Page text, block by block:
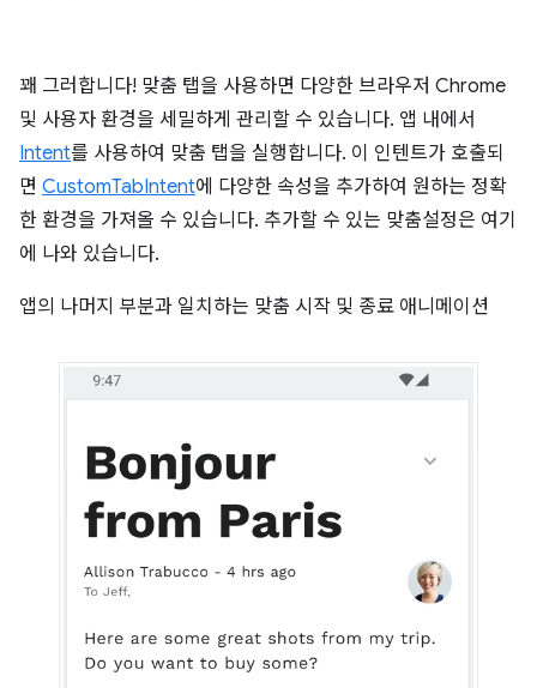
꽤 그러합니다! 맞춤 탭을 사용하면 다양한 브라우저 Chrome
및 사용자 환경을 세밀하게 관리할 수 있습니다. 앱 내에서
Intent를 사용하여 맞춤 탭을 실행합니다. 이 인텐트가 호출되
면 CustomTabIntent에 다양한 속성을 추가하여 원하는 정확
한 환경을 가져올 수 있습니다. 추가할 수 있는 맞춤설정은 여기
에 나와 있습니다.
앱의 나머지 부분과 일치하는 맞춤 시작 및 종료 애니메이션